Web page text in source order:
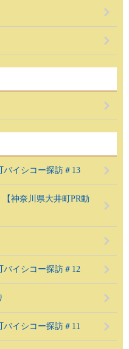
バイシコー探訪＃13
神奈川県大井町PR動
バイシコー探訪＃12
イシコー探訪＃11